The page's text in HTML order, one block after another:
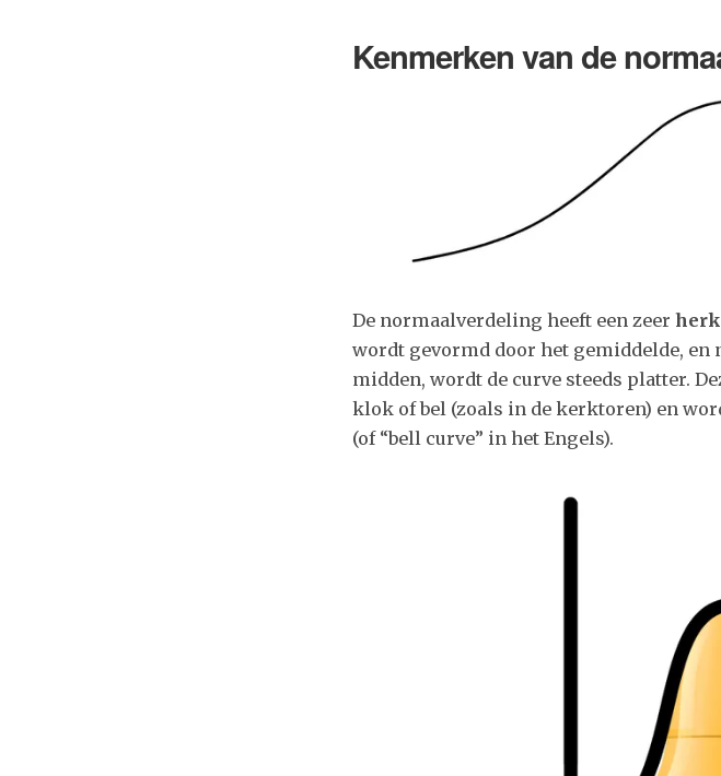
Kenmerken van de
De normaalverdeling heeft een zeer
wordt gevormd door het gemiddelde, en
midden, wordt de curve steeds platter.
klok of bel (zoals in de kerktoren) en
(of “bell curve” in het Engels).